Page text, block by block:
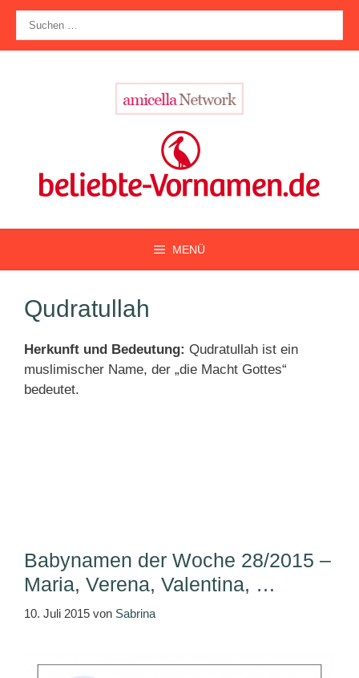
Zum
Inhalt
springen
nach:
MENÜ
Qudratullah
Herkunft und Bedeutung: Qudratullah ist ein
muslimischer Name, der „die Macht Gottes“
bedeutet.
Babynamen der Woche 28/2015 –
Maria, Verena, Valentina, …
10. Juli 2015 von Sabrina